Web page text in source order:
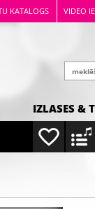
KATALOGS VIDEO
IZLASES &